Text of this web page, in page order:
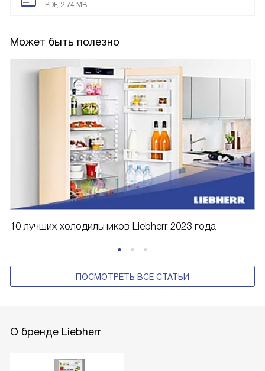
PDF, 2.74 MB
Может быть полезно
10 лучших холодильников Liebherr 2023 года
ПОСМОТРЕТЬ ВСЕ СТАТЬИ
О бренде Liebherr